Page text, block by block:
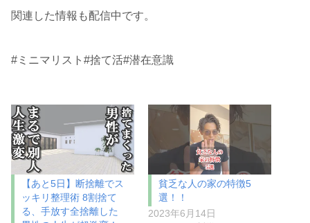
関連した情報も配信中です。
#ミニマリスト#捨て活#潜在意識
【あと5日】断捨離でス
ッキリ整理術 8割捨て
る、手放す全捨離した
貧乏な人の家の特徴5
選！！
2023年6月14日